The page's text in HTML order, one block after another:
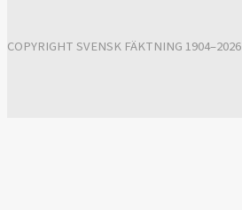
COPYRIGHT SVENSK FÄKTNING 1904–2026